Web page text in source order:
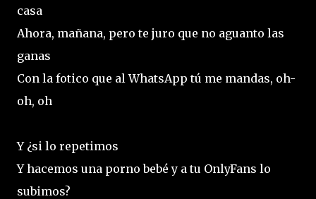
casa
Ahora, mañana, pero te juro que no aguanto las
ganas
Con la fotico que al WhatsApp tú me mandas, oh-
oh, oh
Y ¿si lo repetimos
Y hacemos una porno bebé y a tu OnlyFans lo
subimos?